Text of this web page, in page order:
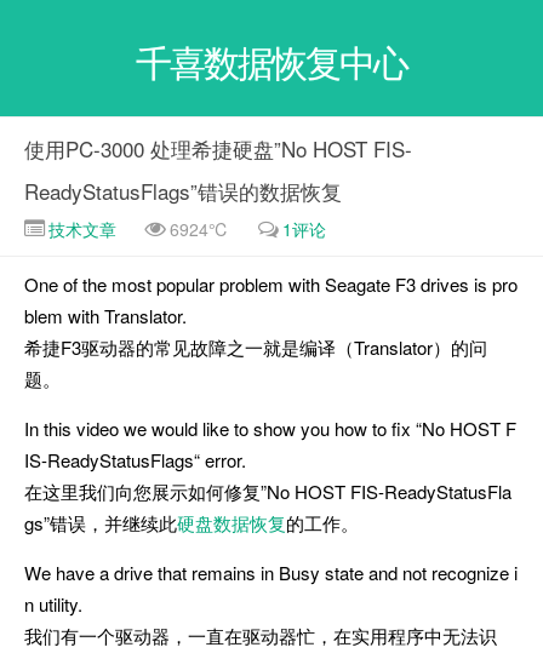
千喜数据恢复中心
使用PC-3000 处理希捷硬盘”No HOST FIS-
ReadyStatusFlags”错误的数据恢复
技术文章 6924℃ 1评论
One of the most popular problem with Seagate F3 drives is pro
blem with Translator.
希捷F3驱动器的常见故障之一就是编译（Translator）的问
题。
In this video we would like to show you how to fix “No HOST F
IS-ReadyStatusFlags“ error.
在这里我们向您展示如何修复”No HOST FIS-ReadyStatusFla
gs”错误，并继续此硬盘数据恢复的工作。
We have a drive that remains in Busy state and not recognize i
n utility.
我们有一个驱动器，一直在驱动器忙，在实用程序中无法识